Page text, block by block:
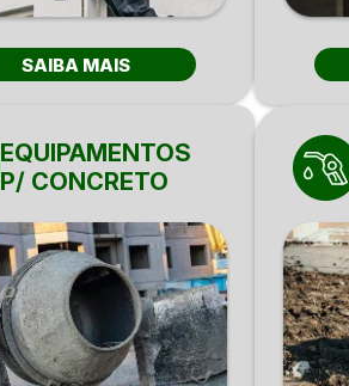
SAIBA MAIS
EQUIPAMENTOS
P/ CONCRETO